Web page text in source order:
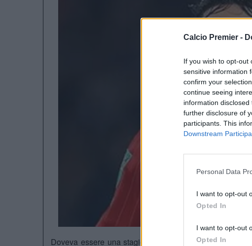
Calcio Premier -
If you wish to opt-out
sensitive information
confirm your
continue seeing
information
further disclosure of
participants. This
Downstream
Personal Data
I want to opt-out
Opted In
I want to opt-out
Opted In
Doveva essere una stagione diversa, ed invece non lo